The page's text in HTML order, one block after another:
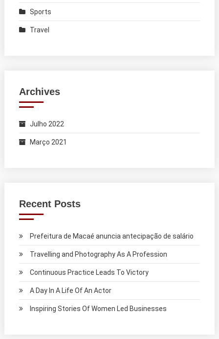
Sports
Travel
Archives
Julho 2022
Março 2021
Recent Posts
Prefeitura de Macaé anuncia antecipação de salário
Travelling and Photography As A Profession
Continuous Practice Leads To Victory
A Day In A Life Of An Actor
Inspiring Stories Of Women Led Businesses